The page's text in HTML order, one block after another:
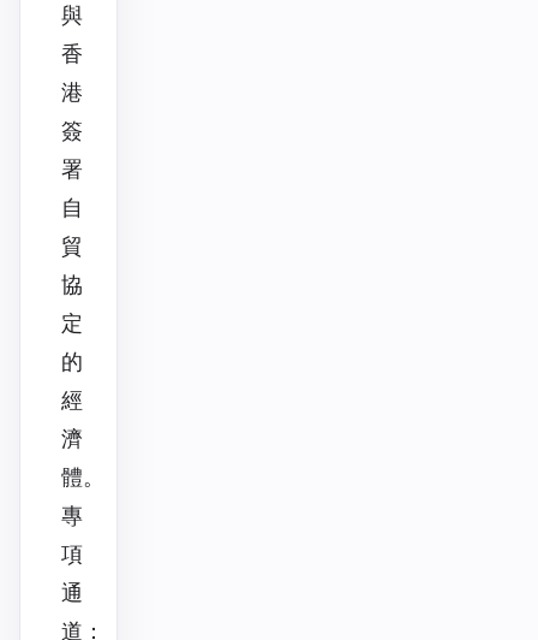
與
香
港
簽
署
自
貿
協
定
的
經
濟
體。
專
項
通
道：